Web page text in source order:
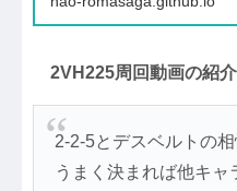
2VH225周回動画の紹介
2-2-5とデスベルトの
うまく決まれば他キ